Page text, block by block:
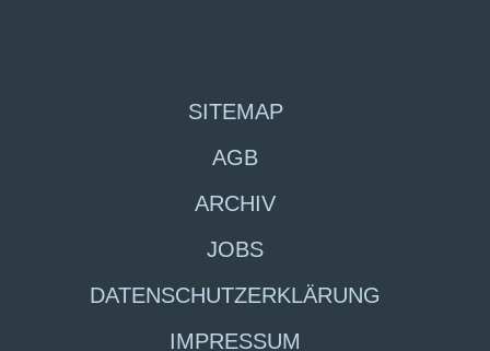
SITEMAP
AGB
ARCHIV
JOBS
DATENSCHUTZERKLÄRUNG
IMPRESSUM